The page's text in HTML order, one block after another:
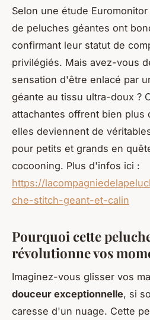
Selon une étude
de peluches géantes ont
confirmant leur statut de
privilégiés. Mais avez-vous
sensation d'être enlacé par
géante au tissu ultra-doux ?
attachantes offrent bien plus
elles deviennent de
pour petits et grands en
cocooning. Plus d'infos ici :
https://
che-stitch-geant-et-calin
Pourquoi cette
révolutionne vos
Imaginez-vous glisser vos
douceur exceptionnelle, si
caresse d'un nuage. Cette